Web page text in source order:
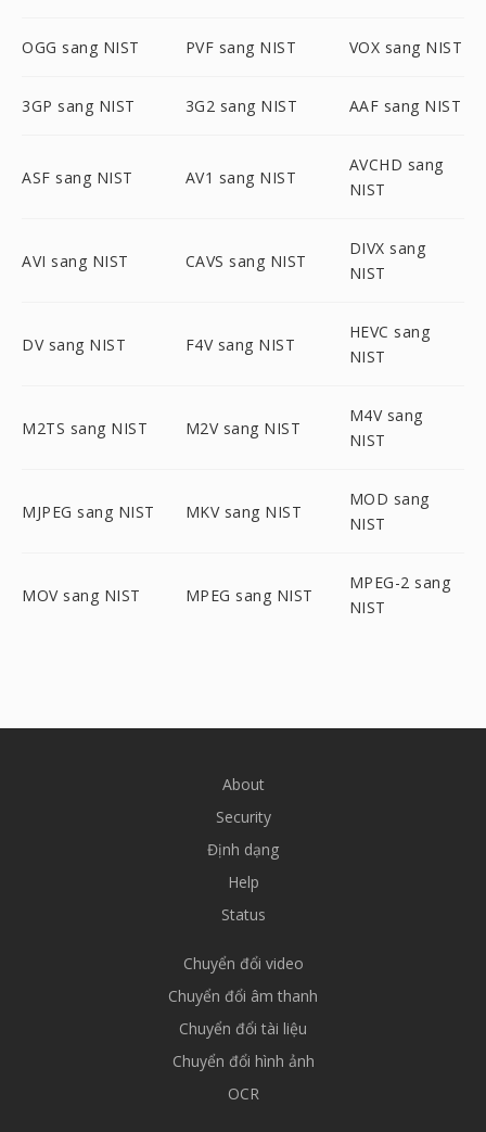
OGG sang NIST PVF sang NIST VOX sang NIST
3GP sang NIST 3G2 sang NIST AAF sang NIST
ASF sang NIST AV1 sang NIST
AVCHD sang
NIST
AVI sang NIST CAVS sang NIST
DIVX sang
NIST
DV sang NIST F4V sang NIST
HEVC sang
NIST
M2TS sang NIST M2V sang NIST
M4V sang
NIST
MJPEG sang NIST MKV sang NIST
MOD sang
NIST
MOV sang NIST MPEG sang NIST
MPEG-2 sang
NIST
About
Security
Định dạng
Help
Status
Chuyển đổi video
Chuyển đổi âm thanh
Chuyển đổi tài liệu
Chuyển đổi hình ảnh
OCR